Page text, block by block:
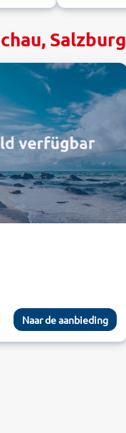
Salzburg
Naar de aanbieding